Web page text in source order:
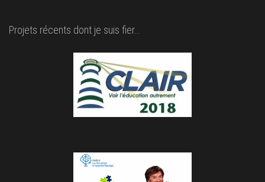
Projets récents dont je suis fier…